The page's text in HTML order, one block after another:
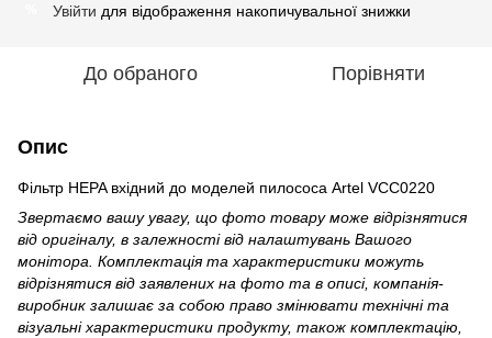
Увійти для відображення накопичувальної знижки
До обраного Порівняти
Опис
Фільтр HEPA вхідний до моделей пилососа Artel VCC0220
Звертаємо вашу увагу, що фото товару може відрізнятися
від оригіналу, в залежності від налаштувань Вашого
монітора. Комплектація та характеристики можуть
відрізнятися від заявлених на фото та в описі, компанія-
виробник залишає за собою право змінювати технічні та
візуальні характеристики продукту, також комплектацію,